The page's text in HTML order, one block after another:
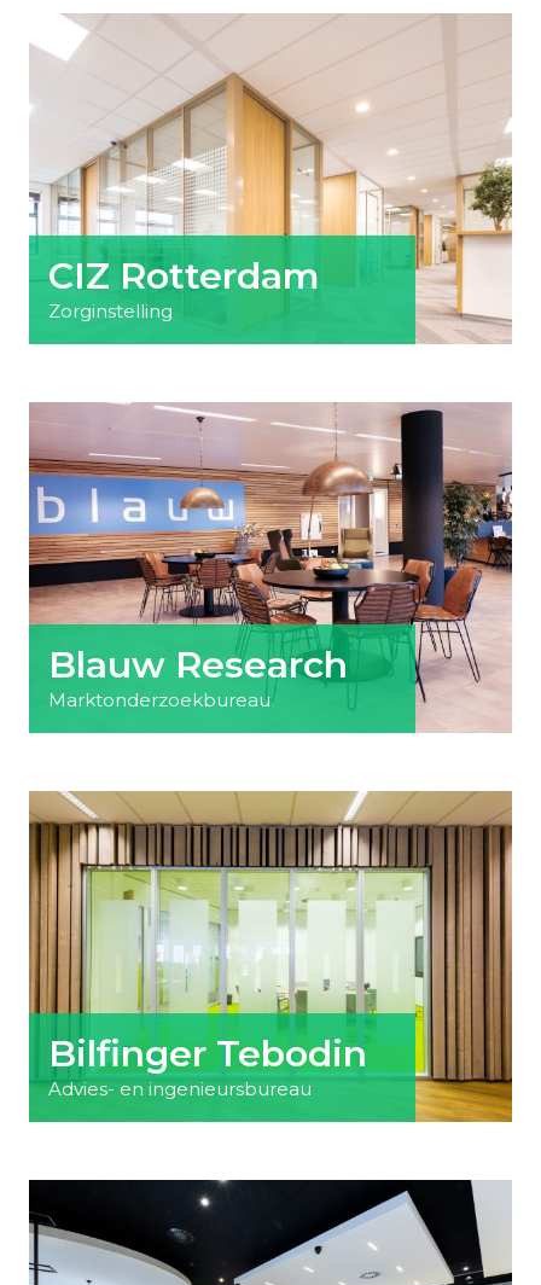
CIZ Rotterdam
Zorginstelling
Blauw Research
Marktonderzoekbureau
Bilfinger Tebodin
Advies- en ingenieursbureau